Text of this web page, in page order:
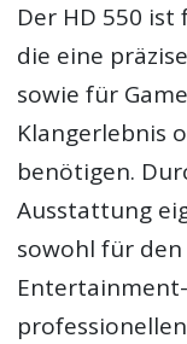
Der HD 550
die eine
sowie für
Klangerlebnis
benötigen.
Ausstattung
sowohl für